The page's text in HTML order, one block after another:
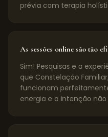
prévia com terapia
As sessões online são tão
Sim! Pesquisas e a
que Constelação
funcionam
energia e a intenção